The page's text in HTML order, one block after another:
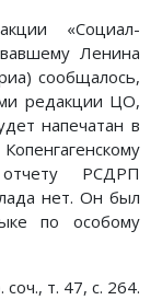
«Социал-
Ленина
сообщалось,
редакции ЦО,
напечатан в
РСДРП
нет. Он был
по особому
т. 47, с. 264.